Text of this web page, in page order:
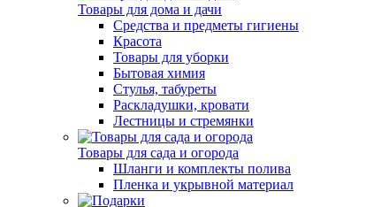
Товары для дома и дачи
Средства и предметы гигиены
Красота
Товары для уборки
Бытовая химия
Стулья, табуреты
Раскладушки, кровати
Лестницы и стремянки
Товары для сада и огорода
Шланги и комплекты полива
Пленка и укрывной материал